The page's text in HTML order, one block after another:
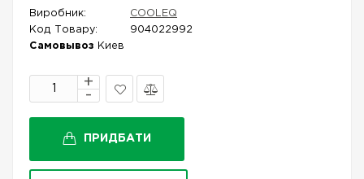
Виробник:
COOLEQ
Код Товару:
904022992
Самовывоз Киев
закладки
ПРИДБАТИ